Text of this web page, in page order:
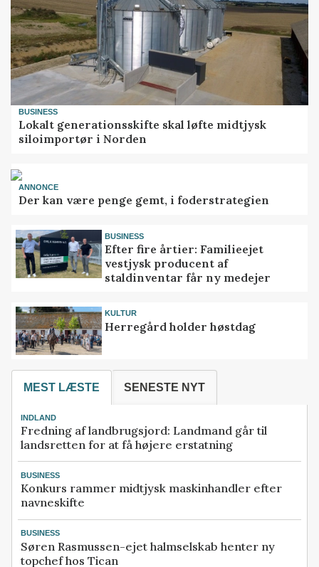
BUSINESS
Lokalt generationsskifte skal løfte midtjysk
siloimportør i Norden
ANNONCE
Der kan være penge gemt, i foderstrategien
BUSINESS
Efter fire årtier: Familieejet
vestjysk producent af
staldinventar får ny medejer
KULTUR
Herregård holder høstdag
MEST LÆSTE SENESTE NYT
INDLAND
Fredning af landbrugsjord: Landmand går til
landsretten for at få højere erstatning
BUSINESS
Konkurs rammer midtjysk maskinhandler efter
navneskifte
BUSINESS
Søren Rasmussen-ejet halmselskab henter ny
topchef hos Tican